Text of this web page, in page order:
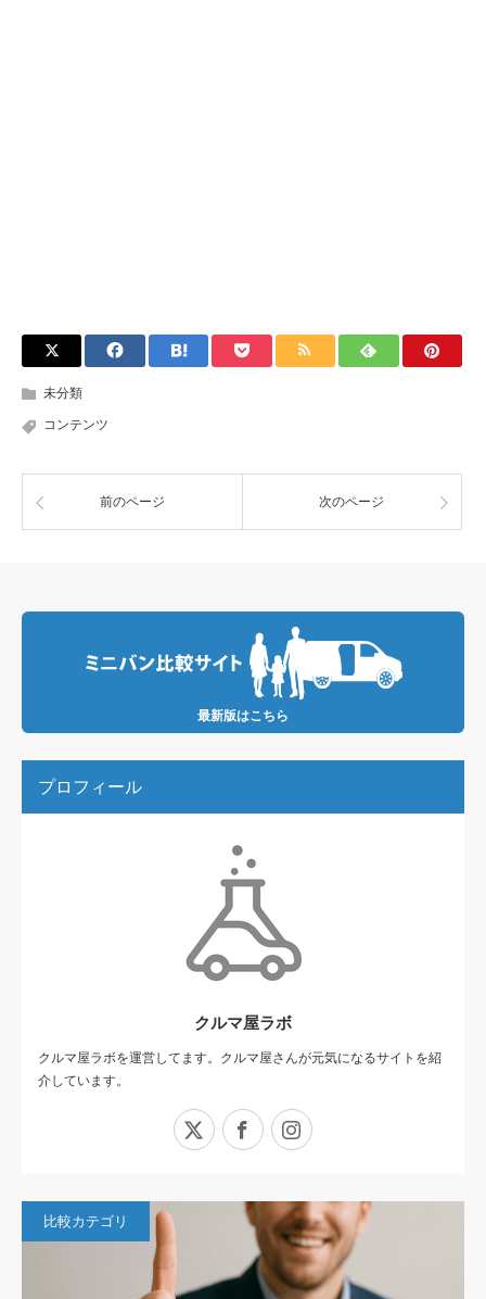
未分類
コンテンツ
前のページ 次のページ
最新版はこちら
プロフィール
クルマ屋ラボ
クルマ屋ラボを運営してます。クルマ屋さんが元気になるサイトを紹
介しています。
Facebook
比較カテゴリ